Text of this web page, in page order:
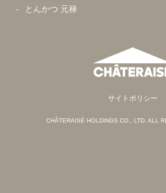
とんかつ 元禄
サイトポリシー
CHÂTERAISÉ HOLDINGS CO., LTD. ALL